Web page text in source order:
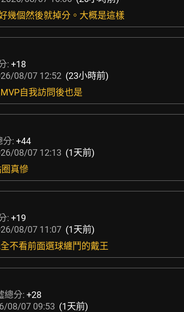
幾個然後就掉分。大概是這樣
: +18
08/07 12:52 (23小時前)
自我訪問後也是
分: +44
08/07 12:13 (1天前)
真慘
: +19
08/07 11:07 (1天前)
不看前面選球纏鬥的戴王
總分: +28
08/07 09:53 (1天前)